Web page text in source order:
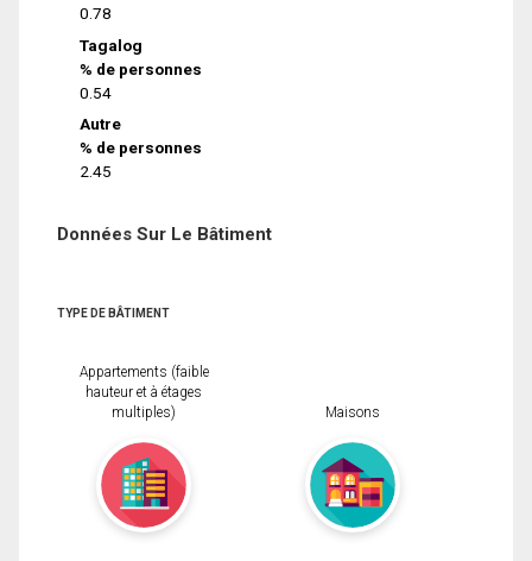
0.78
Tagalog
% de personnes
0.54
Autre
% de personnes
2.45
Données Sur Le Bâtiment
TYPE DE BÂTIMENT
Appartements (faible
hauteur et à étages
multiples)
Maisons